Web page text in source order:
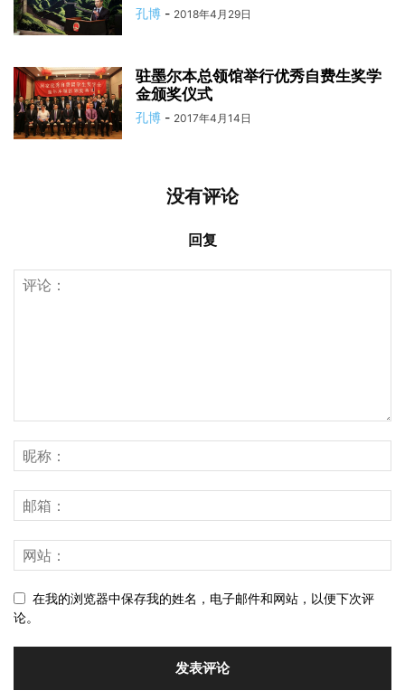
孔博 - 2018年4月29日
驻墨尔本总领馆举行优秀自费生奖学
金颁奖仪式
孔博 - 2017年4月14日
没有评论
回复
在我的浏览器中保存我的姓名，电子邮件和网站，以便下次评
论。